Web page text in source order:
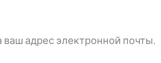
ваш адрес электронной почты.